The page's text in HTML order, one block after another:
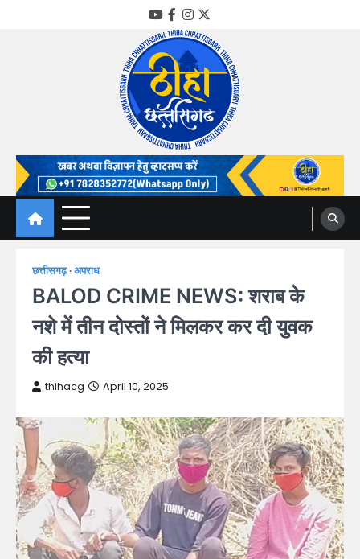
YouTube
Facebook
Instagram
Twitter
Thiha Chhattisgarh
गोठ जन-जन के
छत्तीसगढ़ अपराध
BALOD CRIME NEWS: शराब के
नशे में तीन दोस्तों ने मिलकर कर दी युवक
की हत्या
thihacg April 10, 2025